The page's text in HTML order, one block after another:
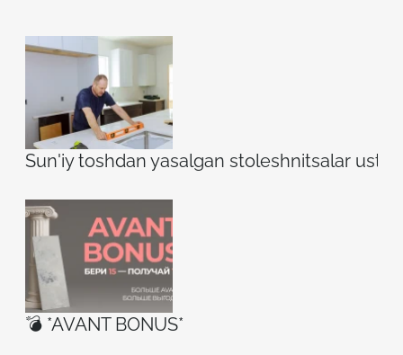
Sun'iy toshdan yasalgan stoleshnitsalar
💣 *AVANT BONUS*